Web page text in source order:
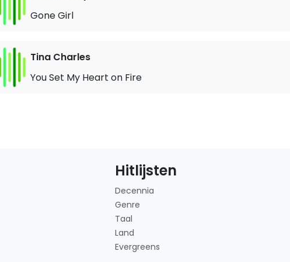
Gone Girl
Tina Charles
You Set My Heart on Fire
Hitlijsten
Decennia
Genre
Taal
Land
Evergreens